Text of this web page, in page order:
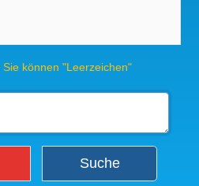
können "Leerzeichen"
Suche